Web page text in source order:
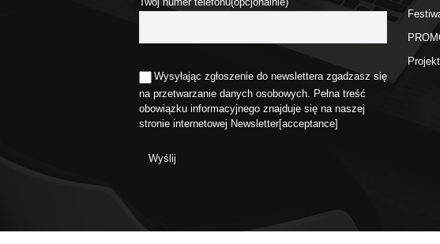
Wysyłając zgłoszenie do newslettera zgadzasz się
na przetwarzanie danych osobowych. Pełna treść
obowiązku informacyjnego znajduje się na naszej
stronie internetowej Newsletter[acceptance]